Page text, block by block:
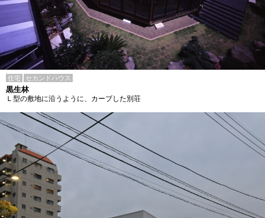
住宅 セカンドハウス
黒生林
Ｌ型の敷地に沿うように、カーブした別荘